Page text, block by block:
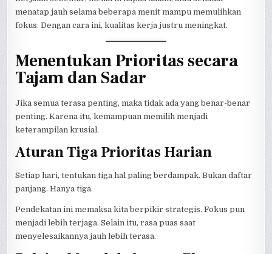
menatap jauh selama beberapa menit mampu memulihkan
fokus. Dengan cara ini, kualitas kerja justru meningkat.
Menentukan Prioritas secara
Tajam dan Sadar
Jika semua terasa penting, maka tidak ada yang benar-benar
penting. Karena itu, kemampuan memilih menjadi
keterampilan krusial.
Aturan Tiga Prioritas Harian
Setiap hari, tentukan tiga hal paling berdampak. Bukan daftar
panjang. Hanya tiga.
Pendekatan ini memaksa kita berpikir strategis. Fokus pun
menjadi lebih terjaga. Selain itu, rasa puas saat
menyelesaikannya jauh lebih terasa.